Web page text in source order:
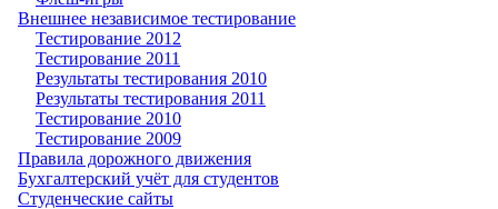
Внешнее независимое тестирование
Тестирование 2012
Тестирование 2011
Результаты тестирования 2010
Результаты тестирования 2011
Тестирование 2010
Тестирование 2009
Правила дорожного движения
Бухгалтерский учёт для студентов
Студенческие сайты